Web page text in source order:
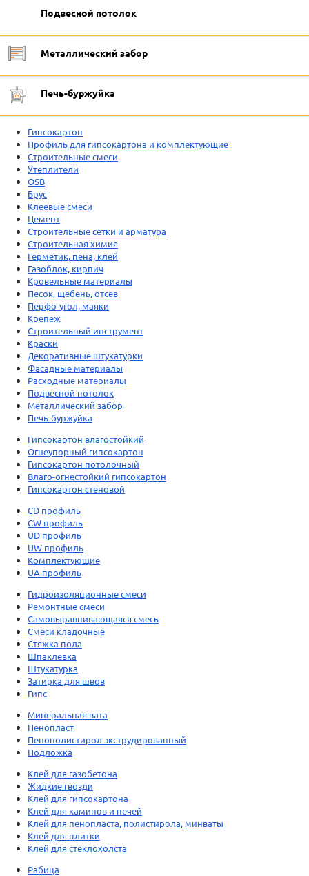
Подвесной потолок
Металлический забор
Печь-буржуйка
Гипсокартон
Профиль для гипсокартона и комплектующие
Строительные смеси
Утеплители
OSB
Брус
Клеевые смеси
Цемент
Строительные сетки и арматура
Строительная химия
Герметик, пена, клей
Газоблок, кирпич
Кровельные материалы
Песок, щебень, отсев
Перфо-угол, маяки
Крепеж
Строительный инструмент
Краски
Декоративные штукатурки
Фасадные материалы
Расходные материалы
Подвесной потолок
Металлический забор
Печь-буржуйка
Гипсокартон влагостойкий
Огнеупорный гипсокартон
Гипсокартон потолочный
Влаго-огнестойкий гипсокартон
Гипсокартон стеновой
CD профиль
CW профиль
UD профиль
UW профиль
Комплектующие
UA профиль
Гидроизоляционные смеси
Ремонтные смеси
Самовыравнивающаяся смесь
Смеси кладочные
Стяжка пола
Шпаклевка
Штукатурка
Затирка для швов
Гипс
Минеральная вата
Пенопласт
Пенополистирол экструдированный
Подложка
Клей для газобетона
Жидкие гвозди
Клей для гипсокартона
Клей для каминов и печей
Клей для пенопласта, полистирола, минваты
Клей для плитки
Клей для стеклохолста
Рабица